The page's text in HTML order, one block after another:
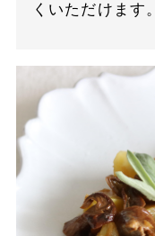
くいただけます。